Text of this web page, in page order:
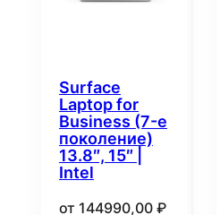
Surface
Laptop for
Business (7-е
поколение)
13.8″, 15″ |
Intel
от 144990,00 ₽